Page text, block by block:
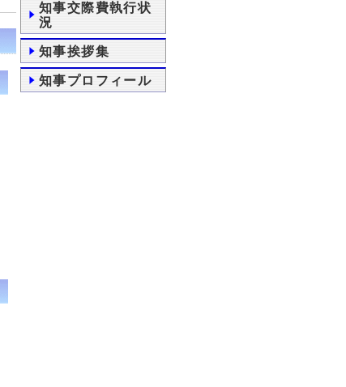
知事交際費執行状
況
知事挨拶集
知事プロフィール